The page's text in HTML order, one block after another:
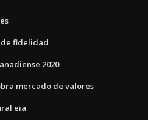
de fidelidad
2020
mercado de valores
eia